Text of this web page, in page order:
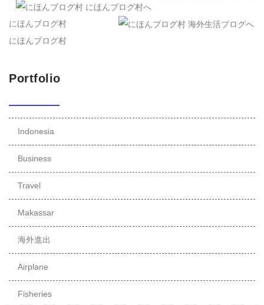
にほんブログ村
にほんブログ村
Portfolio
Indonesia
Business
Travel
Makassar
海外進出
Airplane
Fisheries